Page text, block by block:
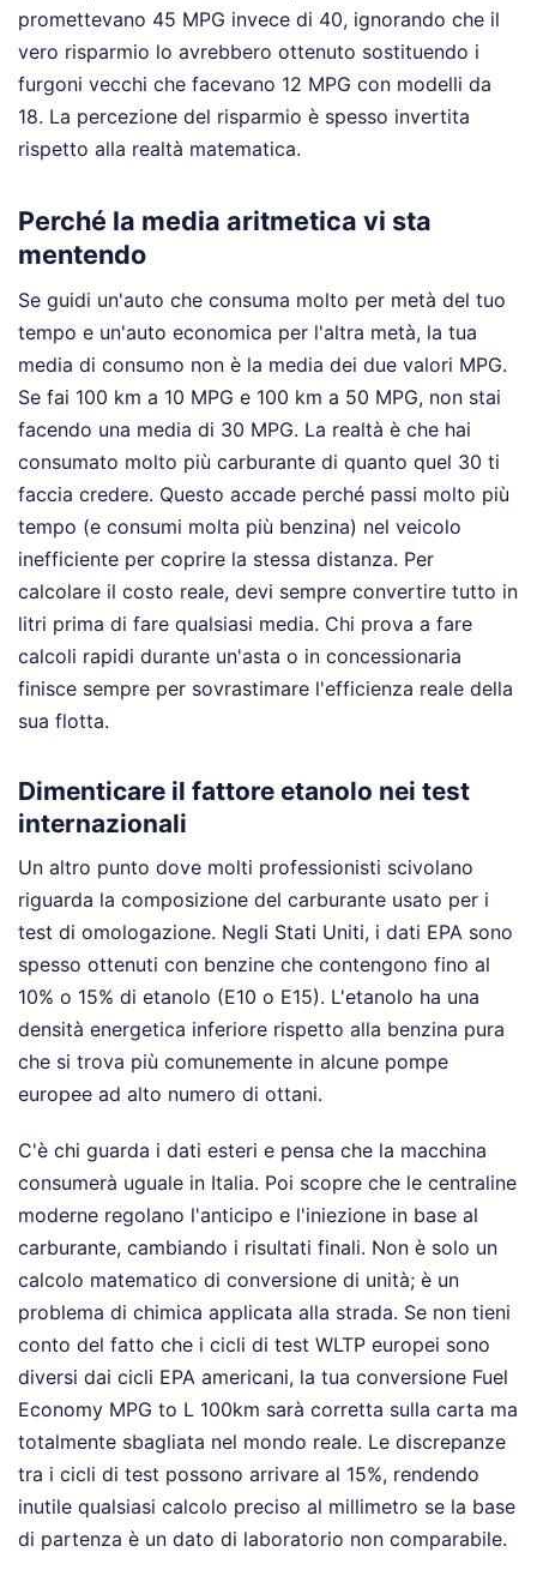
promettevano 45 MPG invece di 40, ignorando che il
vero risparmio lo avrebbero ottenuto sostituendo i
furgoni vecchi che facevano 12 MPG con modelli da
18. La percezione del risparmio è spesso invertita
rispetto alla realtà matematica.
Perché la media aritmetica vi sta
mentendo
Se guidi un'auto che consuma molto per metà del tuo
tempo e un'auto economica per l'altra metà, la tua
media di consumo non è la media dei due valori MPG.
Se fai 100 km a 10 MPG e 100 km a 50 MPG, non stai
facendo una media di 30 MPG. La realtà è che hai
consumato molto più carburante di quanto quel 30 ti
faccia credere. Questo accade perché passi molto più
tempo (e consumi molta più benzina) nel veicolo
inefficiente per coprire la stessa distanza. Per
calcolare il costo reale, devi sempre convertire tutto in
litri prima di fare qualsiasi media. Chi prova a fare
calcoli rapidi durante un'asta o in concessionaria
finisce sempre per sovrastimare l'efficienza reale della
sua flotta.
Dimenticare il fattore etanolo nei test
internazionali
Un altro punto dove molti professionisti scivolano
riguarda la composizione del carburante usato per i
test di omologazione. Negli Stati Uniti, i dati EPA sono
spesso ottenuti con benzine che contengono fino al
10% o 15% di etanolo (E10 o E15). L'etanolo ha una
densità energetica inferiore rispetto alla benzina pura
che si trova più comunemente in alcune pompe
europee ad alto numero di ottani.
C'è chi guarda i dati esteri e pensa che la macchina
consumerà uguale in Italia. Poi scopre che le centraline
moderne regolano l'anticipo e l'iniezione in base al
carburante, cambiando i risultati finali. Non è solo un
calcolo matematico di conversione di unità; è un
problema di chimica applicata alla strada. Se non tieni
conto del fatto che i cicli di test WLTP europei sono
diversi dai cicli EPA americani, la tua conversione Fuel
Economy MPG to L 100km sarà corretta sulla carta ma
totalmente sbagliata nel mondo reale. Le discrepanze
tra i cicli di test possono arrivare al 15%, rendendo
inutile qualsiasi calcolo preciso al millimetro se la base
di partenza è un dato di laboratorio non comparabile.